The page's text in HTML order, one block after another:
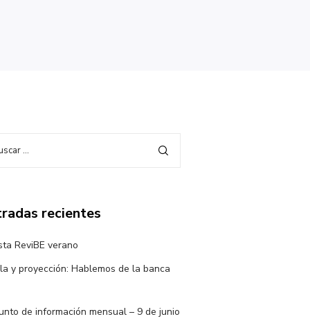
recientes
ReviBE verano
y proyección: Hablemos de la banca
de información mensual – 9 de junio